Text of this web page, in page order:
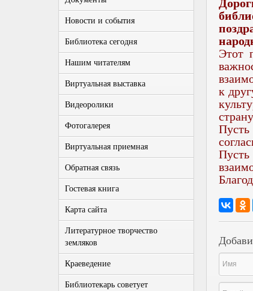
Этот
к
Новости и события
Библиотека сегодня
Нашим читателям
Виртуальная выставка
Видеоролики
Фотогалерея
Виртуальная приемная
Обратная связь
Гостевая книга
Карта сайта
Литературное творчество
земляков
Краеведение
Библиотекарь советует